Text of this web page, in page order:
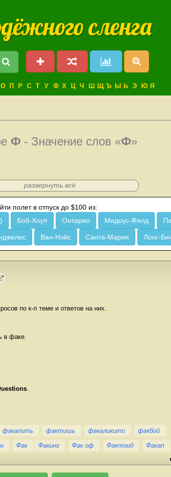
сленга
О П Р С Т У Ф Х Ц Ч Ш Щ Ъ Ы Ь Э Ю Я
Ф - Значение слов «Ф»
развернуть всё
полет в отпуск до $100 из:
Боб-Хоуп Онтарио Мидоус-Филд
Ван-Нэйс Санта-Мария Лонг-
по к-л теме и ответов на них.
в факе.
факапить фактишь факаликито
факбой
Фак Факинг Фак оф Фактоид Факап